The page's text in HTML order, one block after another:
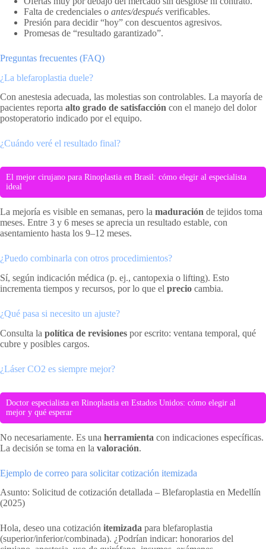
Falta de credenciales o antes/después verificables.
Presión para decidir “hoy” con descuentos agresivos.
Promesas de “resultado garantizado”.
Preguntas frecuentes (FAQ)
¿La blefaroplastia duele?
Con anestesia adecuada, las molestias son controlables. La mayoría de
pacientes reporta alto grado de satisfacción con el manejo del dolor
postoperatorio indicado por el equipo.
¿Cuándo veré el resultado final?
El mejor cirujano para Rinoplastia en Brasil: cómo elegir al especialista
ideal
La mejoría es visible en semanas, pero la maduración de tejidos toma
meses. Entre 3 y 6 meses se aprecia un resultado estable, con
asentamiento hasta los 9–12 meses.
¿Puedo combinarla con otros procedimientos?
Sí, según indicación médica (p. ej., cantopexia o lifting). Esto
incrementa tiempos y recursos, por lo que el precio cambia.
¿Qué pasa si necesito un ajuste?
Consulta la política de revisiones por escrito: ventana temporal, qué
cubre y posibles cargos.
¿Láser CO2 es siempre mejor?
Doctor especialista en Rinoplastia en Estados Unidos: cómo elegir al
mejor y qué esperar
No necesariamente. Es una herramienta con indicaciones específicas.
La decisión se toma en la valoración.
Ejemplo de correo para solicitar cotización itemizada
Asunto: Solicitud de cotización detallada – Blefaroplastia en Medellín
(2025)
Hola, deseo una cotización itemizada para blefaroplastia
(superior/inferior/combinada). ¿Podrían indicar: honorarios del